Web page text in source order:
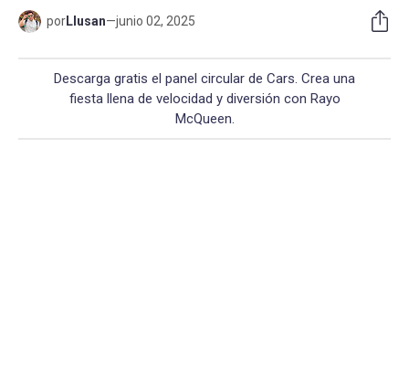
porLlusan—junio 02, 2025
Descarga gratis el panel circular de Cars. Crea una
fiesta llena de velocidad y diversión con Rayo
McQueen.